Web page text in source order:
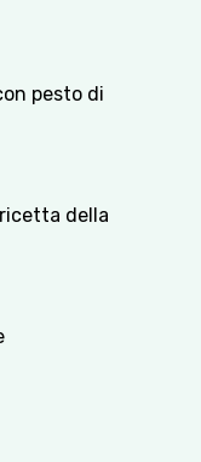
pesto di
della